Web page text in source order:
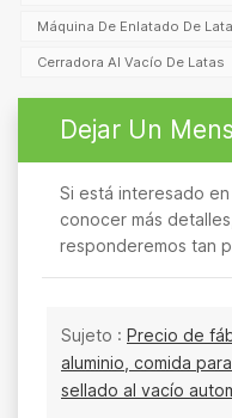
Máquina De Enlatado De
Cerradora Al Vacío De Latas
Dejar Un
Si está interesado
conocer más
responderemos tan
Sujeto : Precio de
aluminio, comida
sellado al vacío